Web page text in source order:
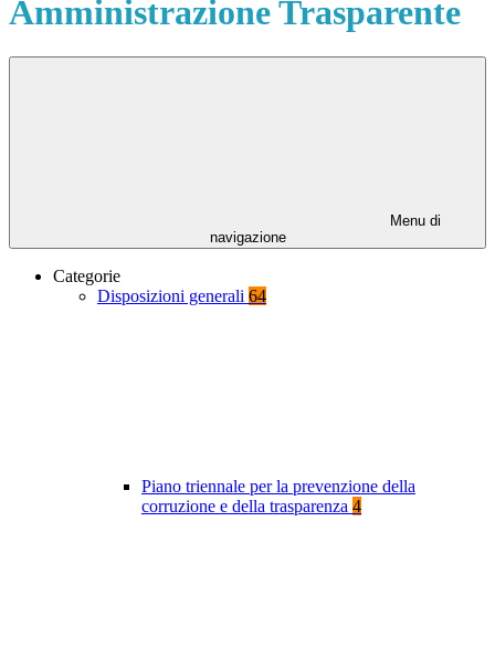
Amministrazione Trasparente
Menu di
navigazione
Categorie
Disposizioni generali 64
Piano triennale per la prevenzione della
corruzione e della trasparenza 4